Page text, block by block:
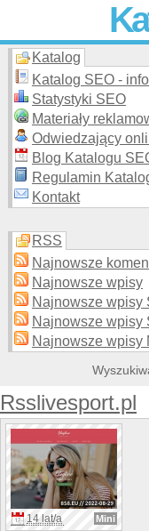
Skuteczna i
Katalog
Katalog SEO -
Statystyki SEO
Materiały
Odwiedzający
Blog Katalogu
Regulamin
Kontakt
RSS
Najnowsze
Najnowsze wpisy
Najnowsze wpisy
Najnowsze wpisy
Najnowsze wpisy
Rsslivesport.pl
14 lat/a Mini